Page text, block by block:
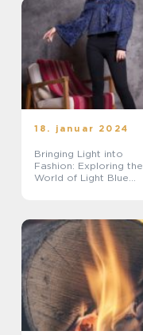
18. januar 2024
Bringing Light into
Fashion: Exploring the
World of Light Blue